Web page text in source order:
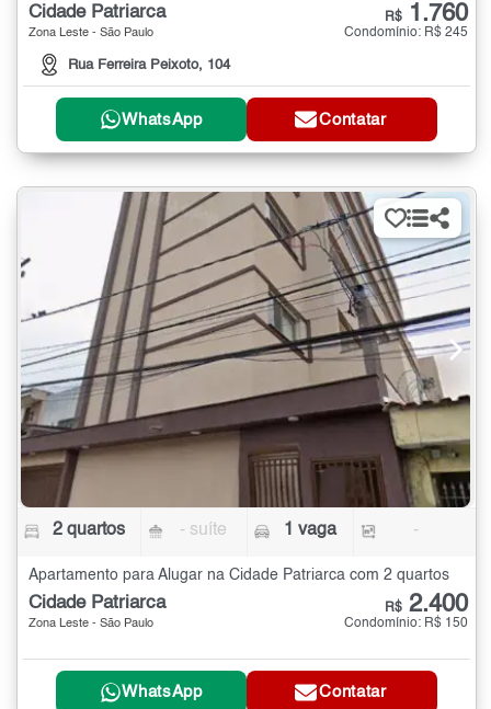
Cidade Patriarca
Zona Leste - São Paulo
Rua Ferreira Peixoto, 104
R$ 1.760
Condomínio: R$ 245
WhatsApp Contatar
2 quartos - suíte 1 vaga -
Apartamento para Alugar na Cidade Patriarca com 2 quartos
Cidade Patriarca
Zona Leste - São Paulo
R$ 2.400
Condomínio: R$ 150
WhatsApp Contatar